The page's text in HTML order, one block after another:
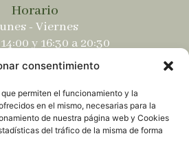
consentimiento
permiten el funcionamiento y la
en el mismo, necesarias para la
de nuestra página web y Cookies
del tráfico de la misma de forma
Horario
- Viernes
y 16:30 a 20:30
Sábados